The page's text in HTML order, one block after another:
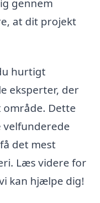
gennem
at dit projekt
hurtigt
eksperter, der
Dette
det mest
Læs videre for
kan hjælpe dig!